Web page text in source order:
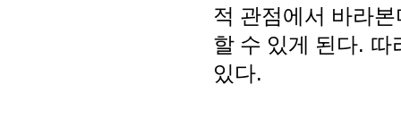
적 관점에서 바라
할 수 있게 된다. 따
있다.